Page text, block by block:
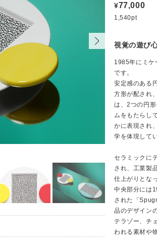
¥77,000
1,540pt
視覚の遊び
1985年にミケ
です。
安定感のある
方形が配され
は、2つの円
ムをもたらし
かに表現され
学を体現して
セラミックに
され、工業製
仕上がりとな
中央部分には
された「
品のデザイン
テラゾー、チ
われる素材や